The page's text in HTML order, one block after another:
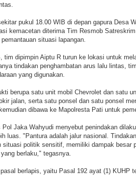
pukul 18.00 WIB di depan gapura Desa
kemacetan diterima Tim Resmob
situasi lapangan.
tim dipimpin Aiptu R turun ke lokasi untuk
tindakan penghambatan arus lalu lintas,
yang digunakan.
berupa satu unit mobil Chevrolet dan satu
jalan, serta satu ponsel dan satu ponsel
dibawa ke Mapolresta Pati untuk
Jaka Wahyudi menyebut penindakan
luas. "Pantura adalah jalur nasional.
situasi politik sensitif, memiliki dampak besar
berlaku," tegasnya.
berlapis, yaitu Pasal 192 ayat (1) KUHP